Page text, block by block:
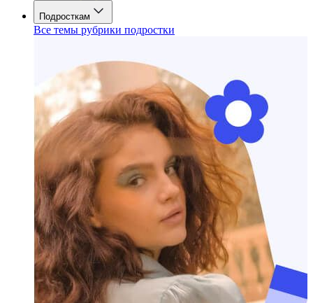
Подросткам
Все темы рубрики подростки